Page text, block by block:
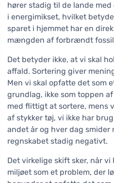
hører stadig til de lande
i energimikset, hvilket
sparet i hjemmet har en
mængden af forbrændt
Det betyder ikke, at vi skal
affald. Sortering giver
Men vi skal opfatte det som
grundlag, ikke som toppen
med flittigt at sortere, mens
af stykker tøj, vi ikke har
andet år og hver dag smider
regnskabet stadig negativt.
Det virkelige skift sker, når
miljøet som et problem, der